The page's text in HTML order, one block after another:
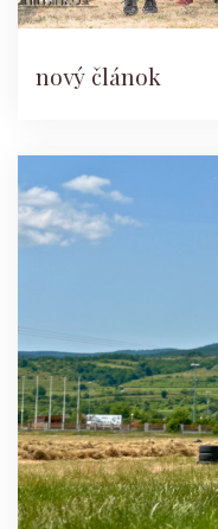
nový článok